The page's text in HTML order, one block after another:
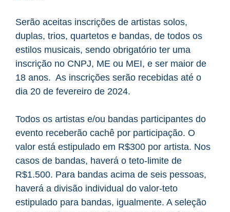
Serão aceitas inscrições de artistas solos,
duplas, trios, quartetos e bandas, de todos os
estilos musicais, sendo obrigatório ter uma
inscrição no CNPJ, ME ou MEI, e ser maior de
18 anos. As inscrições serão recebidas até o
dia 20 de fevereiro de 2024.
Todos os artistas e/ou bandas participantes do
evento receberão cachê por participação. O
valor está estipulado em R$300 por artista. Nos
casos de bandas, haverá o teto-limite de
R$1.500. Para bandas acima de seis pessoas,
haverá a divisão individual do valor-teto
estipulado para bandas, igualmente. A seleção